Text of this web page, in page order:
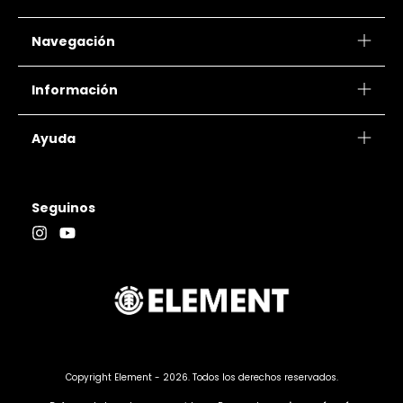
Navegación
Información
Ayuda
Seguinos
Copyright Element - 2026. Todos los derechos reservados.